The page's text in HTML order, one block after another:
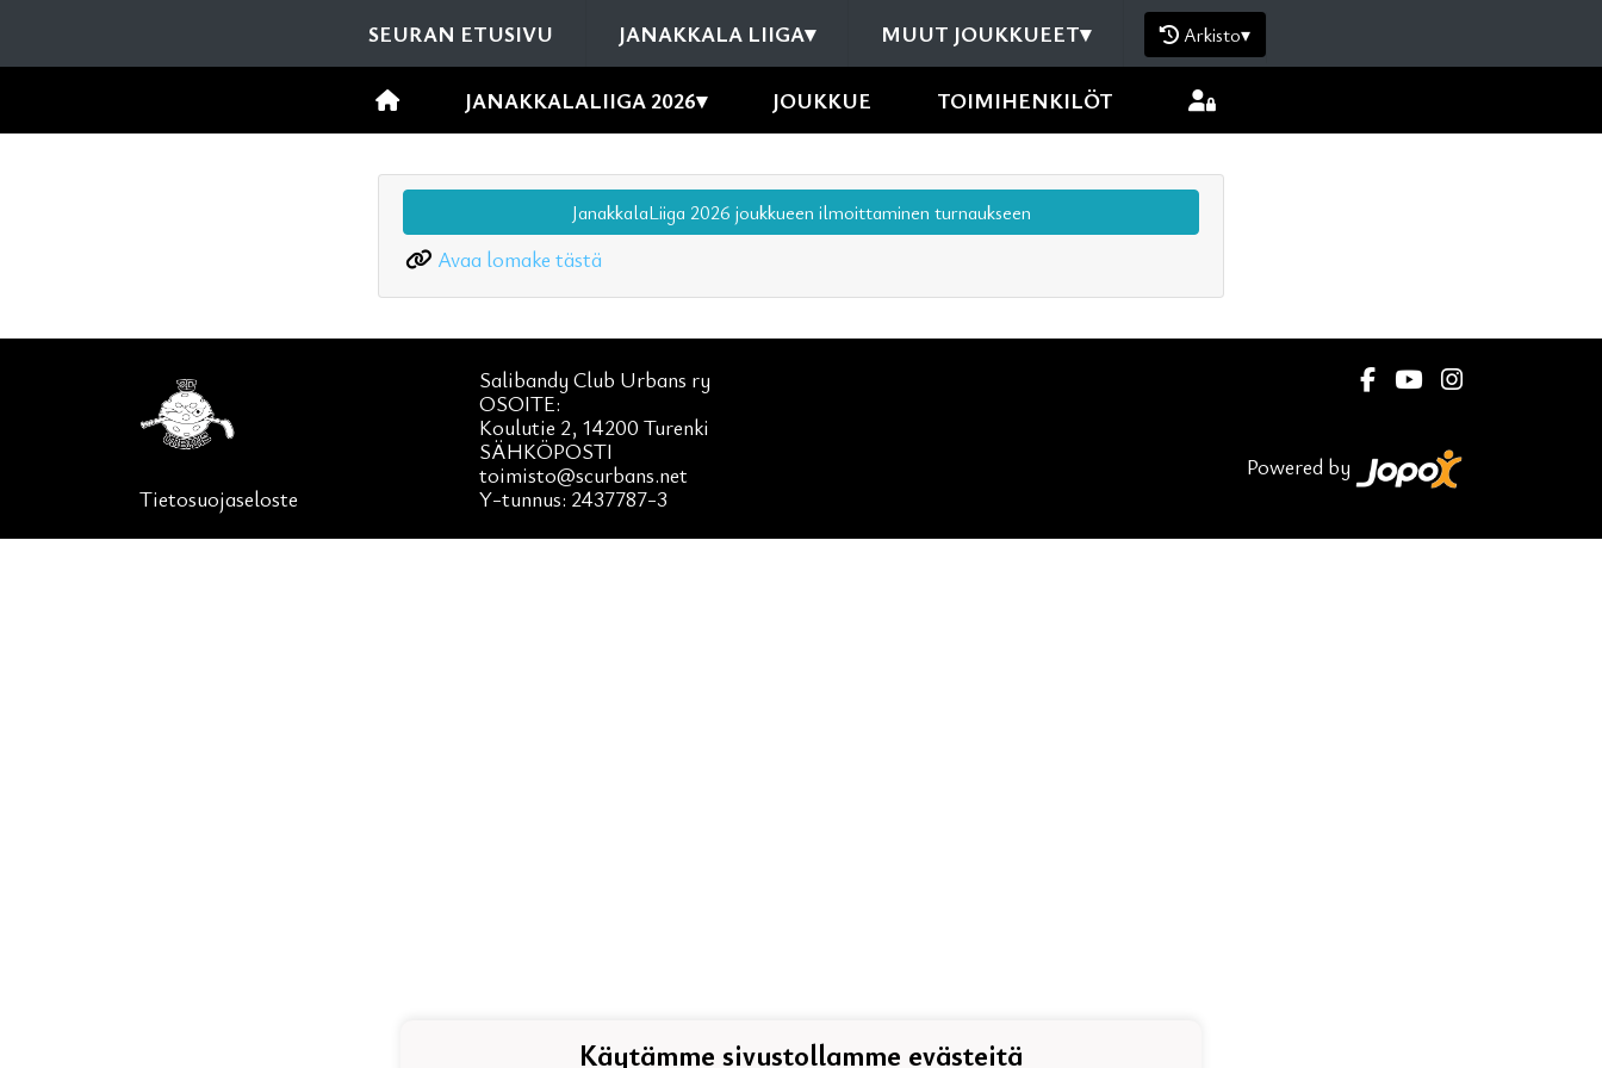
SEURAN ETUSIVU JANAKKALA LIIGA▾ MUUT JOUKKUEET▾ Arkisto▾
JANAKKALALIIGA 2026▾ JOUKKUE TOIMIHENKILÖT
JanakkalaLiiga 2026 joukkueen ilmoittaminen turnaukseen
Avaa lomake tästä
Tietosuojaseloste
Salibandy Club Urbans ry
OSOITE:
Koulutie 2, 14200 Turenki
SÄHKÖPOSTI
toimisto@scurbans.net
Y-tunnus: 2437787-3
Powered by
Käytämme sivustollamme evästeitä